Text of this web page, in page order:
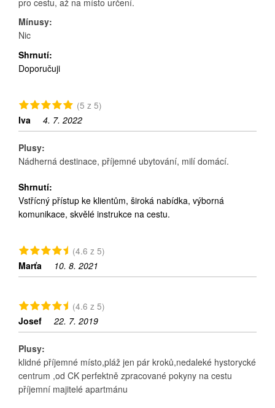
Mínusy:
Nic
Shrnutí:
Doporučuji
(5 z 5)
Iva
4. 7. 2022
Plusy:
Nádherná destinace, příjemné ubytování, milí domácí.
Shrnutí:
Vstřícný přístup ke klientům, široká nabídka, výborná
komunikace, skvělé instrukce na cestu.
(4.6 z 5)
Marťa
10. 8. 2021
(4.6 z 5)
Josef
22. 7. 2019
Plusy:
klidné příjemné místo,pláž jen pár kroků,nedaleké hystorycké
centrum ,od CK perfektně zpracované pokyny na cestu
příjemní majitelé apartmánu